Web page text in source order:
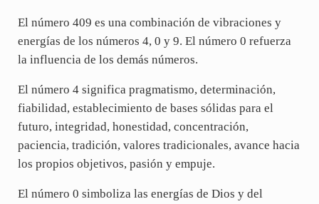
El número 409 es una combinación de vibraciones y
energías de los números 4, 0 y 9. El número 0 refuerza
la influencia de los demás números.
El número 4 significa pragmatismo, determinación,
fiabilidad, establecimiento de bases sólidas para el
futuro, integridad, honestidad, concentración,
paciencia, tradición, valores tradicionales, avance hacia
los propios objetivos, pasión y empuje.
El número 0 simboliza las energías de Dios y del